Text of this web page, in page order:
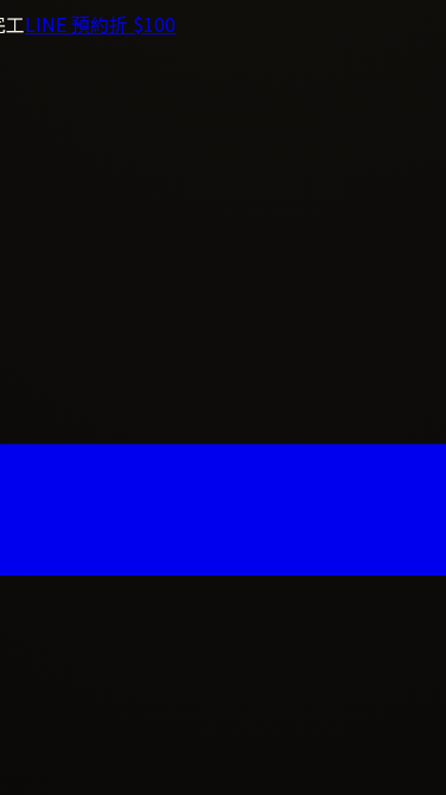
LINE 預約折 $100